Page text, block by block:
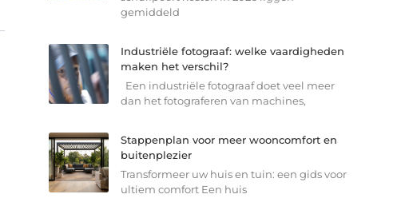
gemiddeld
Industriële fotograaf: welke vaardigheden
maken het verschil?
Een industriële fotograaf doet veel meer
dan het fotograferen van machines,
Stappenplan voor meer wooncomfort en
buitenplezier
Transformeer uw huis en tuin: een gids voor
ultiem comfort Een huis